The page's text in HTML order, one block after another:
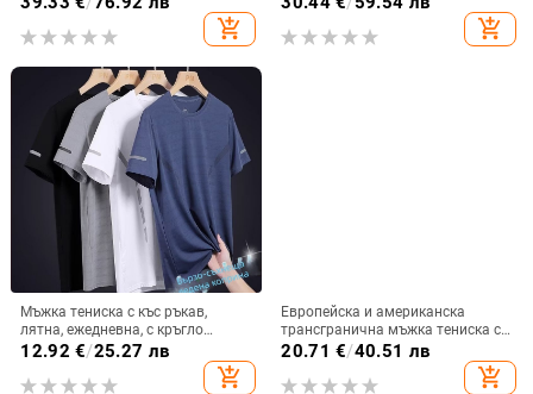
add_shopping_cart add_shopping_cart
Мъжка тениска с къс ръкав,
лятна, ежедневна, с кръгло
деколте, бързосъхнеща, Ice Silk,
широка, плюс размер, младежка
риза с долнище, мъжко облекло
12.92 €/25.27 лв
add_shopping_cart
Европейска и американска
трансгранична мъжка тениска с
V-образно деколте, дишаща,
отвеждаща потта, ежедневна,
спортна, лека, обикновена, с къс
20.71 €/40.51 лв
add_shopping_cart